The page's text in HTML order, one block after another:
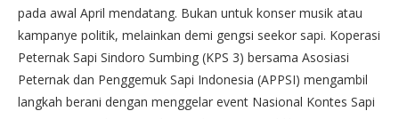
pada awal April mendatang. Bukan untuk konser musik atau
kampanye politik, melainkan demi gengsi seekor sapi. Koperasi
Peternak Sapi Sindoro Sumbing (KPS 3) bersama Asosiasi
Peternak dan Penggemuk Sapi Indonesia (APPSI) mengambil
langkah berani dengan menggelar event Nasional Kontes Sapi